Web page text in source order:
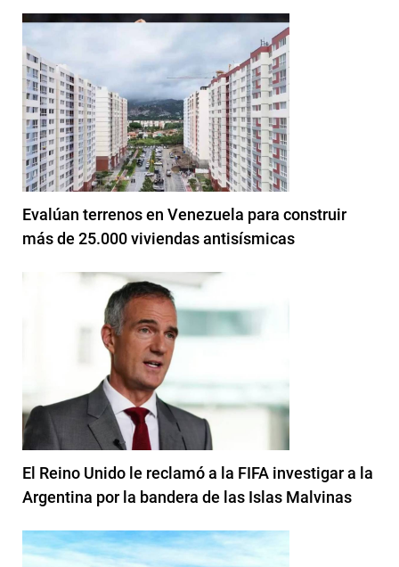
Evalúan terrenos en Venezuela para construir
más de 25.000 viviendas antisísmicas
El Reino Unido le reclamó a la FIFA investigar a la
Argentina por la bandera de las Islas Malvinas